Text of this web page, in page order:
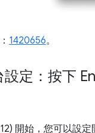
1420656。
定：按下
開始，您可以設